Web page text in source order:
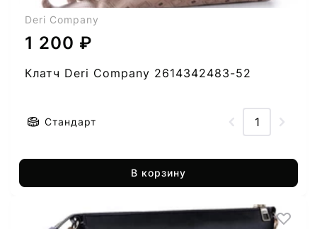
Deri Company
1 200 ₽
Клатч Deri Company 2614342483-52
Стандарт
В корзину